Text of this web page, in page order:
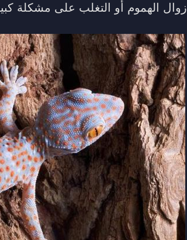
زوال الهموم أو التغلب على مشكلة